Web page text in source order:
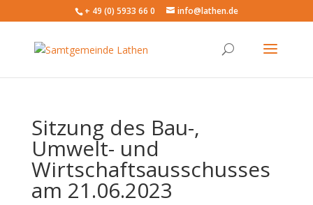
+ 49 (0) 5933 66 0 info@lathen.de
Sitzung des Bau-,
Umwelt- und
Wirtschaftsausschusses
am 21.06.2023